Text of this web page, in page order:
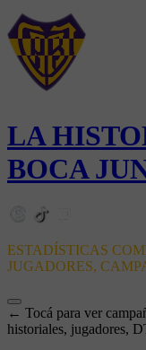
LA
BOCA
ESTADÍSTICAS
JUGADORES,
← Tocá para ver
historiales, jugadores,